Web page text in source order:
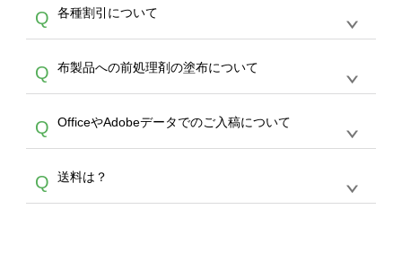
バッグコンシェル
サー
ビスをご利用ください。(※ 30個以下の場合
は、デザインツールをご利用ください)
A
ん。発送後18時以降に配送業者・伝票番号を
メールでお知らせいたしますので、直接配送業
者にご連絡いただき調整をお願い致します。
Q 各種割引について
A
カート内で自動的に割引(最大50%)が適用され
ます。 【付与ポイント】購入金額の1％が1ポ
イントとして付与され、次回ご注文時に1ポイ
ント＝1円としてお使いいただけます。ポイン
トは発送完了の翌日に付与され、次回ご注文時
からご利用頂けます。ポイントの有効期限は一
年間です。【会員ランク】過去10カ月のご注
文回数により会員ランク割引(最大5%)が適用
Q 布製品への前処理剤の塗布について
A
意点（前処理剤）】カラー生地（Tシャツのホ
ワイト、トートバッグのナチュラル、ホワイト
といって、プリントを定着させるための処理剤
を塗布しており、短納期・低価格で商品をお届
Q OfficeやAdobeデータでのご入稿について
A
ません。いずれのデータも該当デザインのみ画
像(JPEG,PNG,GIF,PDF)に変換、またはAdobe
Q 送料は？